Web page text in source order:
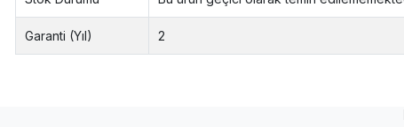
Garanti (Yıl) 2